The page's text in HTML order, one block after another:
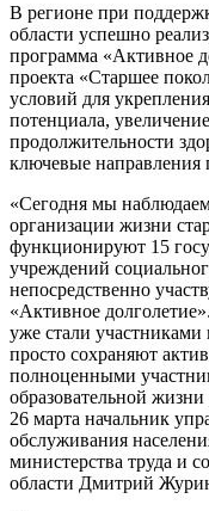
В регионе при
области успешно
программа «Активное
проекта «Старшее
условий для
потенциала,
продолжительности
ключевые направления
«Сегодня мы
организации жизни
функционируют 15
учреждений
непосредственно
«Активное
уже стали
просто сохраняют
полноценными
образовательной
26 марта начальник
обслуживания
министерства труда и
области Дмитрий